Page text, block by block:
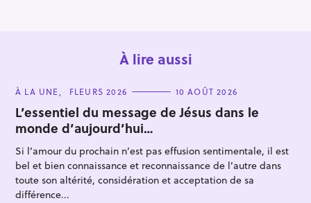
À lire aussi
C
T
E
G
O
R
I
E
S
À LA UNE FLEURS 2026 10 AOÛT 2026
L’essentiel du message de Jésus dans le
monde d’aujourd’hui…
Si l’amour du prochain n’est pas effusion sentimentale, il est
bel et bien connaissance et reconnaissance de l’autre dans
toute son altérité, considération et acceptation de sa
différence...